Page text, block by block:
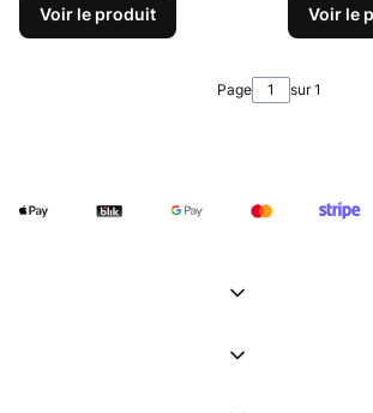
Voir le produit Voir le
Page sur 1